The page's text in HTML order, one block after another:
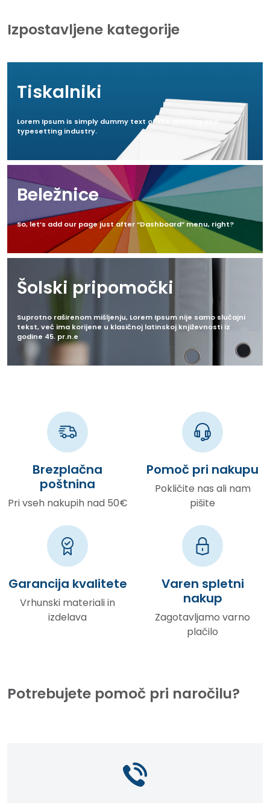
Izpostavljene kategorije
Tiskalniki
Lorem Ipsum is simply dummy text of the printing and
typesetting industry.
Beležnice
So, let’s add our page just after “Dashboard” menu, right?
Šolski pripomočki
Suprotno raširenom mišljenju, Lorem Ipsum nije samo slučajni
tekst, već ima korijene u klasičnoj latinskoj književnosti iz
godine 45. pr.n.e
Brezplačna
poštnina
Pri vseh nakupih nad 50€
Pomoč pri nakupu
Pokličite nas ali nam
pišite
Garancija kvalitete
Vrhunski materiali in
izdelava
Varen spletni
nakup
Zagotavljamo varno
plačilo
Potrebujete pomoč pri naročilu?